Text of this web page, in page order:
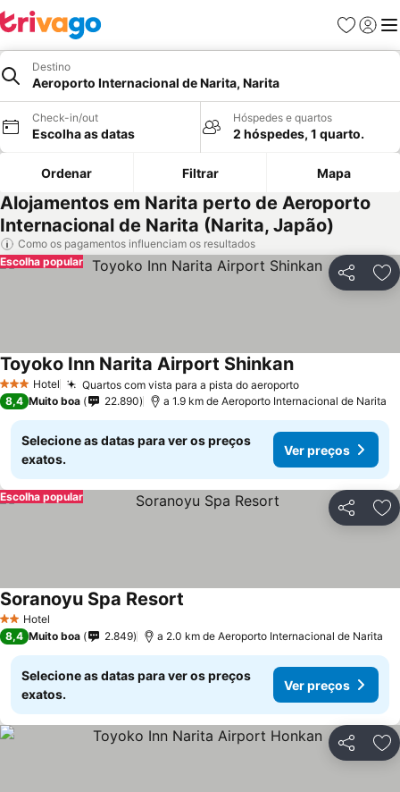
Favoritos
Iniciar
Destino
Aeroporto Internacional de Narita, Narita
Check-in/out
Escolha as datas
Hóspedes e quartos
2 hóspedes, 1 quarto.
Ordenar Filtrar Mapa
Alojamentos em Narita perto de Aeroporto
Internacional de Narita (Narita, Japão)
Como os pagamentos influenciam os resultados
Partilhar
Escolha popular
3 EstrelasHotel Quartos com vista para a pista do aeroporto
Toyoko Inn Narita Airport Shinkan
8,4 Muito boa 22.890 a 1.9 km de Aeroporto Internacional de Narita
Selecione as datas para ver os preços
exatos.
Ver preços
Partilhar
Escolha popular
2 Estrelas
Hotel
Soranoyu Spa Resort
8,4 Muito boa 2.849 a 2.0 km de Aeroporto Internacional de Narita
Selecione as datas para ver os preços
exatos.
Ver preços
Partilhar